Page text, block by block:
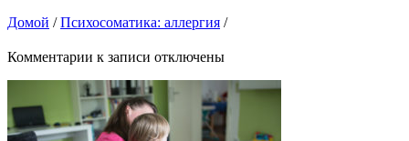
Домой / Психосоматика: аллергия /
Комментарии к записи отключены